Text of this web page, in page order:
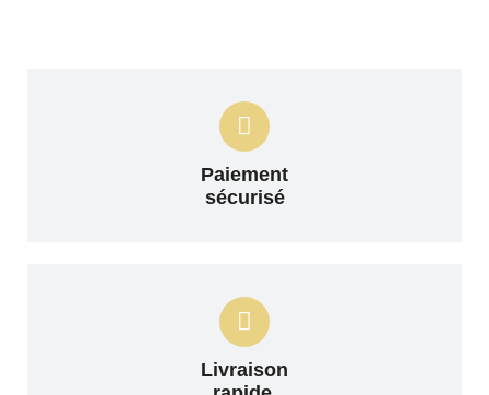
Paiement
sécurisé
Livraison